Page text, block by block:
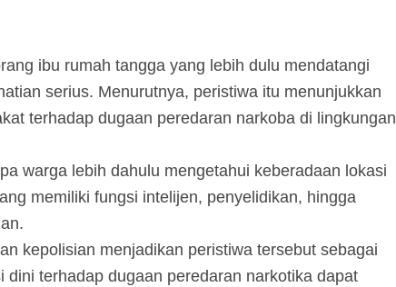
ibu rumah tangga yang lebih dulu mendatangi
serius. Menurutnya, peristiwa itu menunjukkan
terhadap dugaan peredaran narkoba di lingkungan
warga lebih dahulu mengetahui keberadaan lokasi
memiliki fungsi intelijen, penyelidikan, hingga
kepolisian menjadikan peristiwa tersebut sebagai
dini terhadap dugaan peredaran narkotika dapat